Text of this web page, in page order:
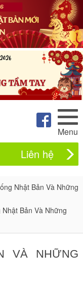
Menu
Liên hệ
Nhật Bản Và Những
Nhật Bản Và Những
VÀ NHỮNG